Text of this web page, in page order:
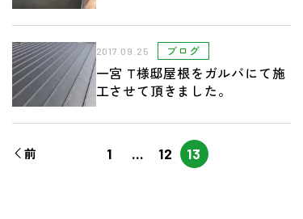
2017.09.25 ブログ
一宮 T様邸屋根をガルバにて施
工させて頂きました。
前 1 … 12 13